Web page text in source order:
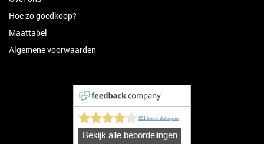
Hoe zo goedkoop?
Maattabel
Algemene voorwaarden